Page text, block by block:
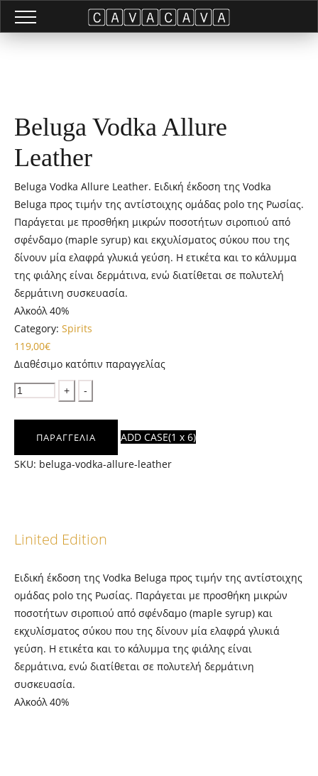
Beluga Vodka Allure
Leather
Beluga Vodka Allure Leather. Ειδική έκδοση της Vodka
Beluga προς τιμήν της αντίστοιχης ομάδας polo της Ρωσίας.
Παράγεται με προσθήκη μικρών ποσοτήτων σιροπιού από
σφένδαμο (maple syrup) και εκχυλίσματος σύκου που της
δίνουν μία ελαφρά γλυκιά γεύση. Η ετικέτα και το κάλυμμα
της φιάλης είναι δερμάτινα, ενώ διατίθεται σε πολυτελή
δερμάτινη συσκευασία.
Αλκοόλ 40%
Category: Spirits
119,00€
Διαθέσιμο κατόπιν παραγγελίας
Quantity
ΠΑΡΑΓΓΕΛΙΑ ADD CASE(1 x 6)
SKU: beluga-vodka-allure-leather
Linited Edition
Ειδική έκδοση της Vodka Beluga προς τιμήν της αντίστοιχης
ομάδας polo της Ρωσίας. Παράγεται με προσθήκη μικρών
ποσοτήτων σιροπιού από σφένδαμο (maple syrup) και
εκχυλίσματος σύκου που της δίνουν μία ελαφρά γλυκιά
γεύση. Η ετικέτα και το κάλυμμα της φιάλης είναι
δερμάτινα, ενώ διατίθεται σε πολυτελή δερμάτινη
συσκευασία.
Αλκοόλ 40%